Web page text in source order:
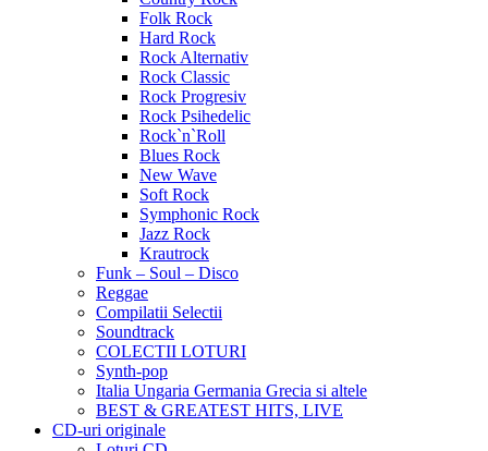
Folk Rock
Hard Rock
Rock Alternativ
Rock Classic
Rock Progresiv
Rock Psihedelic
Rock`n`Roll
Blues Rock
New Wave
Soft Rock
Symphonic Rock
Jazz Rock
Krautrock
Funk – Soul – Disco
Reggae
Compilatii Selectii
Soundtrack
COLECTII LOTURI
Synth-pop
Italia Ungaria Germania Grecia si altele
BEST & GREATEST HITS, LIVE
CD-uri originale